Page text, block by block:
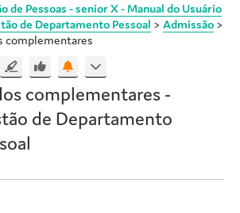
de Pessoas - senior X - Manual do Usuário
de Departamento Pessoal > Admissão >
complementares
complementares -
de Departamento